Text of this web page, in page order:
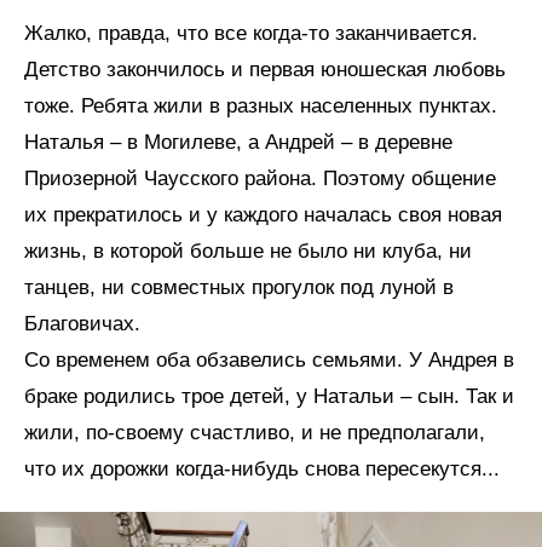
Жалко, правда, что все когда-то заканчивается.
Детство закончилось и первая юношеская любовь
тоже. Ребята жили в разных населенных пунктах.
Наталья – в Могилеве, а Андрей – в деревне
Приозерной Чаусского района. Поэтому общение
их прекратилось и у каждого началась своя новая
жизнь, в которой больше не было ни клуба, ни
танцев, ни совместных прогулок под луной в
Благовичах.
Со временем оба обзавелись семьями. У Андрея в
браке родились трое детей, у Натальи – сын. Так и
жили, по-своему счастливо, и не предполагали,
что их дорожки когда-нибудь снова пересекутся...